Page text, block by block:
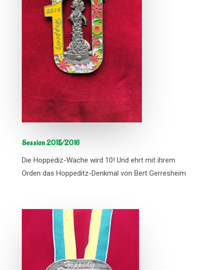
Session 2015/2016
Die Hoppediz-Wache wird 10! Und ehrt mit ihrem
Orden das Hoppeditz-Denkmal von Bert Gerresheim